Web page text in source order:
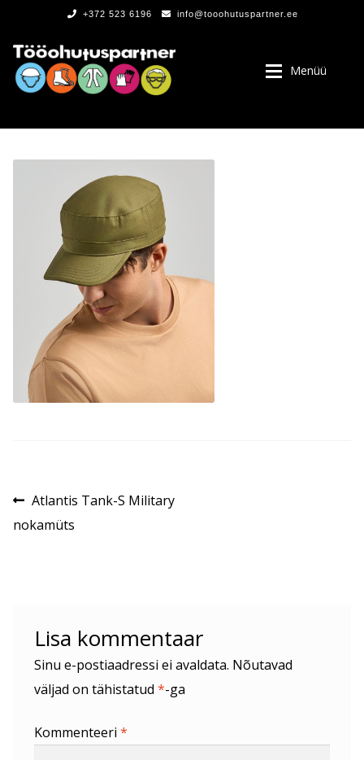
+372 523 6196 info@tooohutuspartner.ee
Menüü
Navigeerimine
Eelmine
postitus:
Atlantis Tank-S Military
nokamüts
Lisa kommentaar
Sinu e-postiaadressi ei avaldata. Nõutavad
väljad on tähistatud *-ga
Kommenteeri *